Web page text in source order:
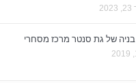
של גת סנטר מרכז מסחרי